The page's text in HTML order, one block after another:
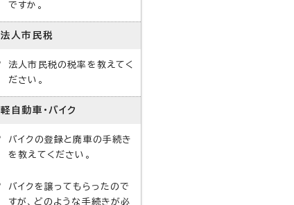
ですか。
法人市民税
法人市民税の税率を教えてく
ださい。
軽自動車・バイク
バイクの登録と廃車の手続き
を教えてください。
バイクを譲ってもらったので
すが、どのような手続きが必